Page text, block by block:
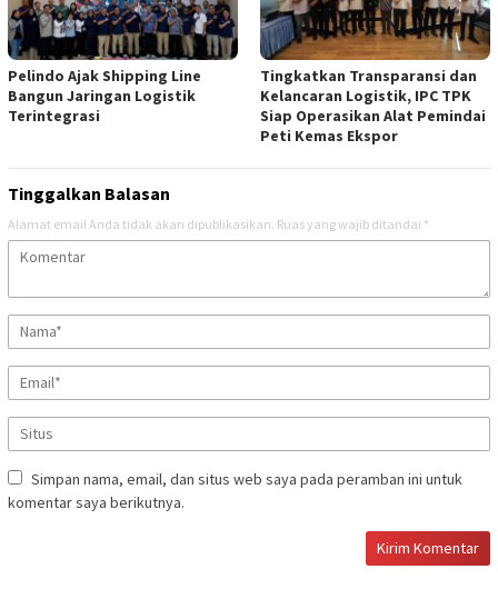
‎Pelindo Ajak Shipping Line
Bangun Jaringan Logistik
Terintegrasi
Tingkatkan Transparansi dan
Kelancaran Logistik, ‎IPC TPK
Siap Operasikan Alat Pemindai
Peti Kemas Ekspor ‎
Tinggalkan Balasan
Alamat email Anda tidak akan dipublikasikan. Ruas yang wajib ditandai *
Simpan nama, email, dan situs web saya pada peramban ini untuk
komentar saya berikutnya.